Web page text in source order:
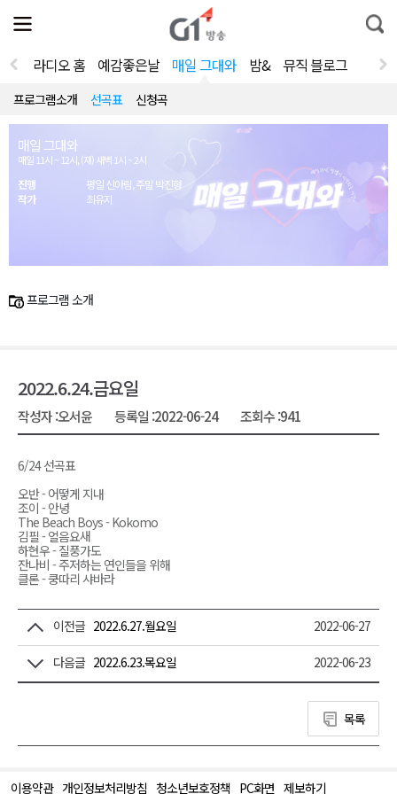
전
체
뉴
열
통
합
라디오 홈 예감좋은날 매일 그대와 밤& 뮤직 블로그
프로그램소개 선곡표 신청곡
매일 그대와
매일 11시 ~ 12시, (재) 새벽 1시 ~ 2시
진행
평일 신아림, 주말 박진형
작가
최유지
프로그램 소개
2022.6.24.금요일
작성자 :오서윤 등록일 :2022-06-24 조회수 :941
6/24 선곡표
오반 - 어떻게 지내
조이 - 안녕
The Beach Boys - Kokomo
김필 - 얼음요새
하현우 - 질풍가도
잔나비 - 주저하는 연인들을 위해
클론 - 쿵따리 샤바라
이전글 2022.6.27.월요일 2022-06-27
다음글 2022.6.23.목요일 2022-06-23
목록
이용약관 개인정보처리방침 청소년보호정책 PC화면 제보하기